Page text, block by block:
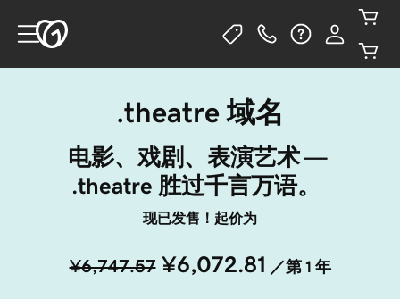
.theatre 域名
电影、戏剧、表演艺术 —
现已发售！起价为
¥6,747.57 ¥6,072.81 ／第 1 年